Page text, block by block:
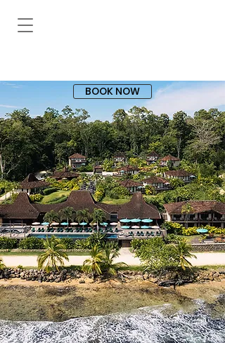
BOOK NOW